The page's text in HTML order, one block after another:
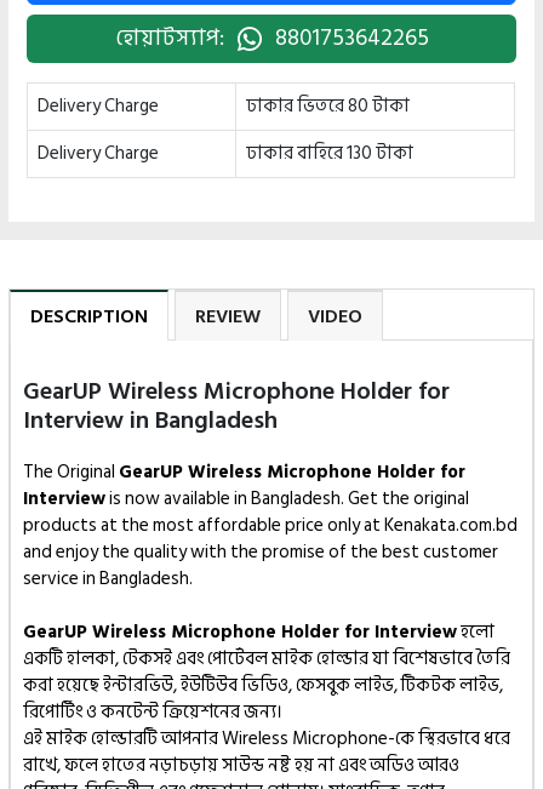
হোয়াটস্যাপ:
8801753642265
Delivery Charge
ঢাকার ভিতরে 80 টাকা
Delivery Charge
ঢাকার বাহিরে 130 টাকা
DESCRIPTION REVIEW VIDEO
GearUP Wireless Microphone Holder for
Interview in Bangladesh
The Original GearUP Wireless Microphone Holder for
Interviewis now available in Bangladesh. Get the original
products at the most affordable price only at Kenakata.com.bd
and enjoy the quality with the promise of the best customer
service in Bangladesh.
GearUP Wireless Microphone Holder for Interviewহলো
একটি হালকা, টেকসই এবং পোর্টেবল মাইক হোল্ডার যা বিশেষভাবে তৈরি
করা হয়েছে ইন্টারভিউ, ইউটিউব ভিডিও, ফেসবুক লাইভ, টিকটক লাইভ,
রিপোর্টিং ও কনটেন্ট ক্রিয়েশনের জন্য।
এই মাইক হোল্ডারটি আপনার Wireless Microphone-কে স্থিরভাবে ধরে
রাখে, ফলে হাতের নড়াচড়ায় সাউন্ড নষ্ট হয় না এবং অডিও আরও